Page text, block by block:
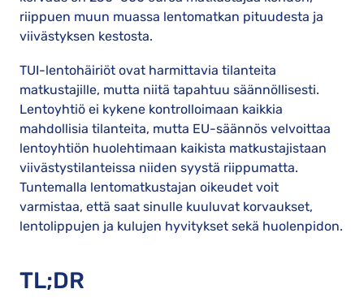
riippuen muun muassa lentomatkan pituudesta ja
viivästyksen kestosta.
TUI-lentohäiriöt ovat harmittavia tilanteita
matkustajille, mutta niitä tapahtuu säännöllisesti.
Lentoyhtiö ei kykene kontrolloimaan kaikkia
mahdollisia tilanteita, mutta EU-säännös velvoittaa
lentoyhtiön huolehtimaan kaikista matkustajistaan
viivästystilanteissa niiden syystä riippumatta.
Tuntemalla lentomatkustajan oikeudet voit
varmistaa, että saat sinulle kuuluvat korvaukset,
lentolippujen ja kulujen hyvitykset sekä huolenpidon.
TL;DR